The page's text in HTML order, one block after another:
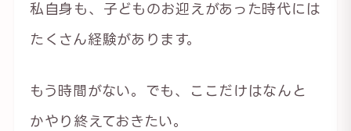
私自身も、子どものお迎えがあった時代には
たくさん経験があります。
もう時間がない。でも、ここだけはなんと
かやり終えておきたい。